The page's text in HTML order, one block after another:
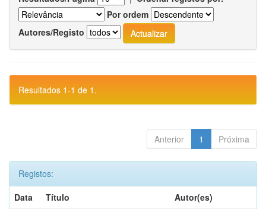
Por ordem
Autores/Registo
Resultados 1-1 de 1.
Anterior 1 Próxima
Registos:
Data
Título
Autor(es)